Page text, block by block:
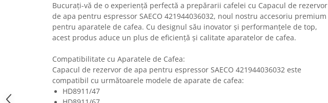
Scule electrice si unelte
Silicon, spume si solutii tehnice
Sisteme Incalzire
Uscatoare rufe
Utilaje si materiale de constructii
Laptop, Tablete & Telefoane
Bucurați-vă de o experiență perfectă a prepărarii cafelei cu Capacul de rezervor
de apa pentru espressor SAECO 421944036032, noul nostru accesoriu premium
pentru aparatele de cafea. Cu designul său inovator și performanțele de top,
acest produs aduce un plus de eficiență și calitate aparatelor de cafea.
Compatibilitate cu Aparatele de Cafea:
Capacul de rezervor de apa pentru espressor SAECO 421944036032 este
compatibil cu următoarele modele de aparate de cafea:
HD8911/47